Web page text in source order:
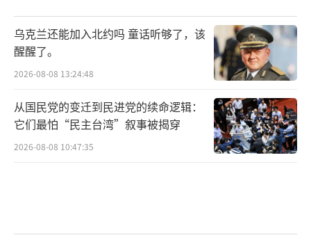
乌克兰还能加入北约吗 童话听够了，该
醒醒了。
2026-08-08 13:24:48
从国民党的变迁到民进党的续命逻辑：
它们最怕“民主台湾”叙事被揭穿
2026-08-08 10:47:35